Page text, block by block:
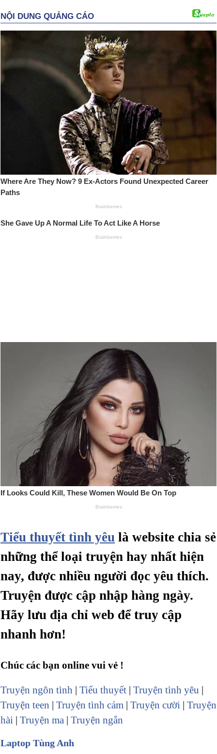
Tiểu thuyết tình yêu là website chia sẻ
những thể loại truyện hay nhất hiện
nay, được nhiều người đọc yêu thích.
Truyện được cập nhập hàng ngày.
Hãy lưu địa chỉ web để truy cập
nhanh hơn!
Chúc các bạn online vui vẻ !
Truyện ngôn tình | Tiểu thuyết | Truyện tình yêu |
Truyện teen | Truyện tình cảm | Truyện cười | Truyện
hài | Truyện ma | Truyện ngắn
Laptop Tùng Anh